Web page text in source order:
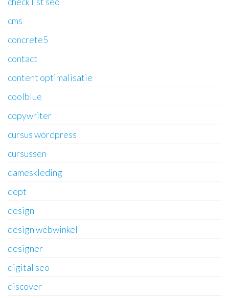
cms
concrete5
contact
content optimalisatie
coolblue
copywriter
cursus wordpress
cursussen
dameskleding
dept
design
design webwinkel
designer
digital seo
discover